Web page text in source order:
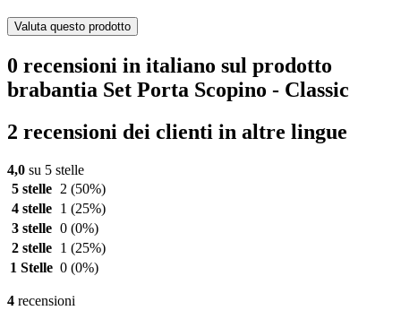
Valuta questo prodotto
0 recensioni in italiano sul prodotto
brabantia Set Porta Scopino - Classic
2 recensioni dei clienti in altre lingue
4,0 su 5 stelle
5 stelle
2 (50%)
4 stelle
1 (25%)
3 stelle 0 (0%)
2 stelle
1 (25%)
1 Stelle 0 (0%)
4 recensioni